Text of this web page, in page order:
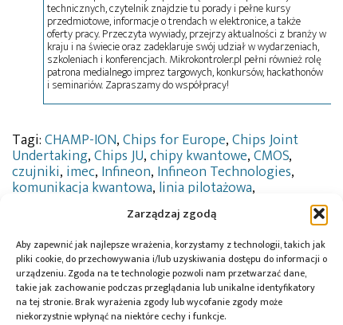
Zarządzaj zgodą
Aby zapewnić jak najlepsze wrażenia, korzystamy z technologii, takich jak
pliki cookie, do przechowywania i/lub uzyskiwania dostępu do informacji o
urządzeniu. Zgoda na te technologie pozwoli nam przetwarzać dane,
takie jak zachowanie podczas przeglądania lub unikalne identyfikatory
na tej stronie. Brak wyrażenia zgody lub wycofanie zgody może
niekorzystnie wpłynąć na niektóre cechy i funkcje.
technicznych, czytelnik znajdzie tu porady i pełne kursy
przedmiotowe, informacje o trendach w elektronice, a także
oferty pracy. Przeczyta wywiady, przejrzy aktualności z branży w
kraju i na świecie oraz zadeklaruje swój udział w wydarzeniach,
szkoleniach i konferencjach. Mikrokontroler.pl pełni również rolę
patrona medialnego imprez targowych, konkursów, hackathonów
i seminariów. Zapraszamy do współpracy!
Tagi:CHAMP-ION,Chips for Europe,Chips Joint
Undertaking,Chips JU,chipy kwantowe,CMOS,
czujniki, imec, Infineon, Infineon Technologies,
komunikacja kwantowa, linia pilotażowa,
obliczenia kwantowe pilotażowe
półprzewodniki,pułapki jonowe
Sabine Herlitschka Silicon Austria Labs, SPINS
superkomputer,SUPREME,systemy kwantowe,
technologie spinowe,VTT